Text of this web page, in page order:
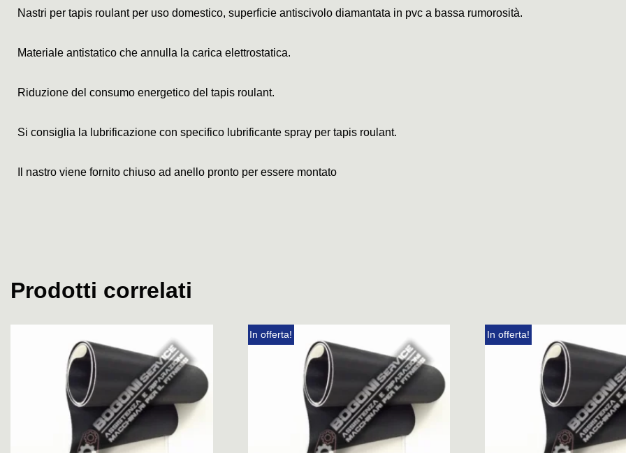
Nastri per tapis roulant per uso domestico, superficie antiscivolo diamantata in pvc a bassa rumorosità.
Materiale antistatico che annulla la carica elettrostatica.
Riduzione del consumo energetico del tapis roulant.
Si consiglia la lubrificazione con specifico lubrificante spray per tapis roulant.
Il nastro viene fornito chiuso ad anello pronto per essere montato
Prodotti correlati
In offerta! In offerta!